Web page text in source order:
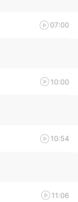
07:00
10:00
10:54
11:06